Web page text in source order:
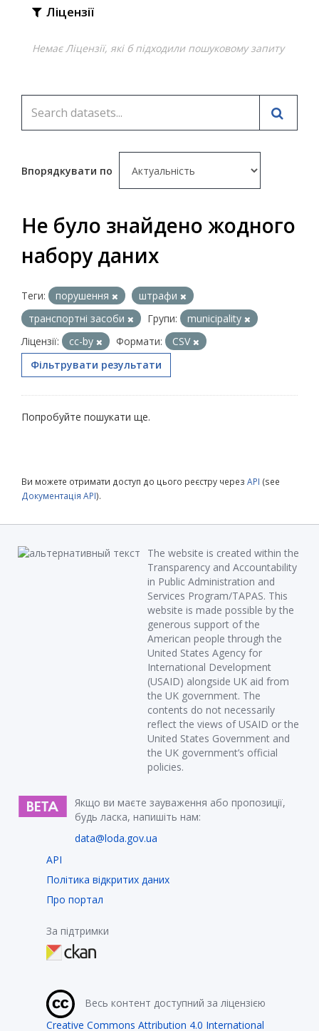
Ліцензії
Немає Ліцензії, які б підходили пошуковому запиту
Впорядкувати по
Не було знайдено жодного
набору даних
Теги: порушення
штрафи
транспортні засоби
Групи:
municipality
Ліцензії:
cc-by Формати:
CSV
Фільтрувати результати
Попробуйте пошукати ще.
Ви можете отримати доступ до цього реєстру через API (see
Документація API).
The website is created within the
Transparency and Accountability
in Public Administration and
Services Program/TAPAS. This
website is made possible by the
generous support of the
American people through the
United States Agency for
International Development
(USAID) alongside UK aid from
the UK government. The
contents do not necessarily
reflect the views of USAID or the
United States Government and
the UK government’s official
policies.
Якщо ви маєте зауваження або пропозиції,
будь ласка, напишіть нам:
data@loda.gov.ua
API
Політика відкритих даних
Про портал
За підтримки
Весь контент доступний за ліцензією
Creative Commons Attribution 4.0 International